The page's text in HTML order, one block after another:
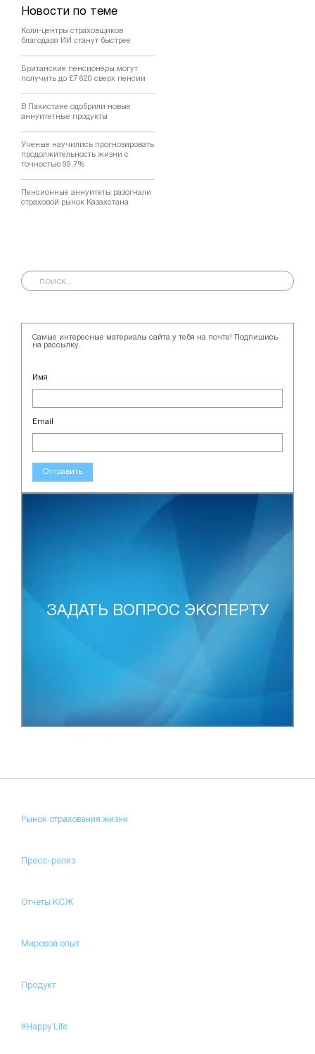
Новости по теме
Колл-центры страховщиков
благодаря ИИ станут быстрее
Британские пенсионеры могут
получить до £7 620 сверх пенсии
В Пакистане одобрили новые
аннуитетные продукты
Ученые научились прогнозировать
продолжительность жизни с
точностью 99,7%
Пенсионные аннуитеты разогнали
страховой рынок Казахстана
Самые интересные материалы сайта у тебя на почте! Подпишись
на рассылку.
Имя
Email
Отправить
ЗАДАТЬ ВОПРОС ЭКСПЕРТУ
Рынок страхования жизни
Пресс-релиз
Отчеты КСЖ
Мировой опыт
Продукт
#Happy Life